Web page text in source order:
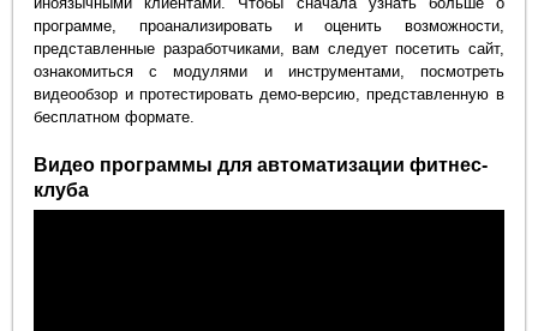
программе, проанализировать и оценить возможности,
представленные разработчиками, вам следует посетить сайт,
ознакомиться с модулями и инструментами, посмотреть
видеообзор и протестировать демо-версию, представленную в
бесплатном формате.
Видео программы для автоматизации фитнес-
клуба